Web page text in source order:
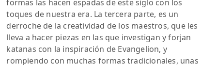
formas las hacen espadas de este siglo con los
toques de nuestra era. La tercera parte, es un
derroche de la creatividad de los maestros, que les
lleva a hacer piezas en las que investigan y forjan
katanas con la inspiración de Evangelion, y
rompiendo con muchas formas tradicionales, unas